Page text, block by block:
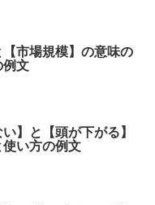
【市場規模】の意味の
例文
い】と【頭が下がる】
い方の例文